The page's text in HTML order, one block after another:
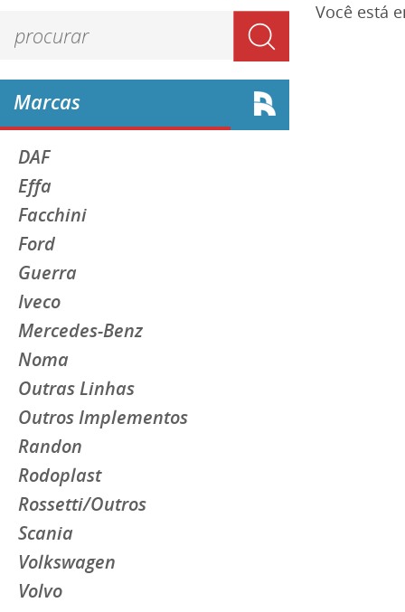
Marcas
DAF
Effa
Facchini
Ford
Guerra
Iveco
Mercedes-Benz
Noma
Outras Linhas
Outros Implementos
Randon
Rodoplast
Rossetti/Outros
Scania
Volkswagen
Volvo
Você está